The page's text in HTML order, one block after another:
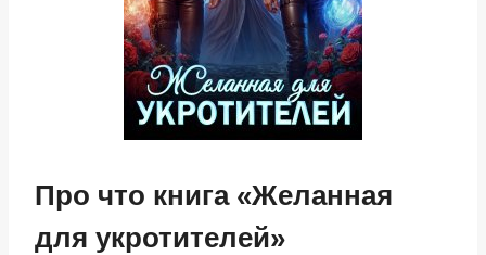
Про что книга «Желанная
для укротителей»